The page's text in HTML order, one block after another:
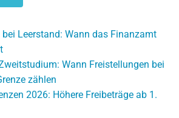
Leerstand: Wann das Finanzamt
Wann Freistellungen bei
zählen
2026: Höhere Freibeträge ab 1.